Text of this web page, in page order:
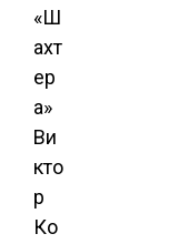
«Ш
ахт
ер
а»
Ви
кто
р
Ко